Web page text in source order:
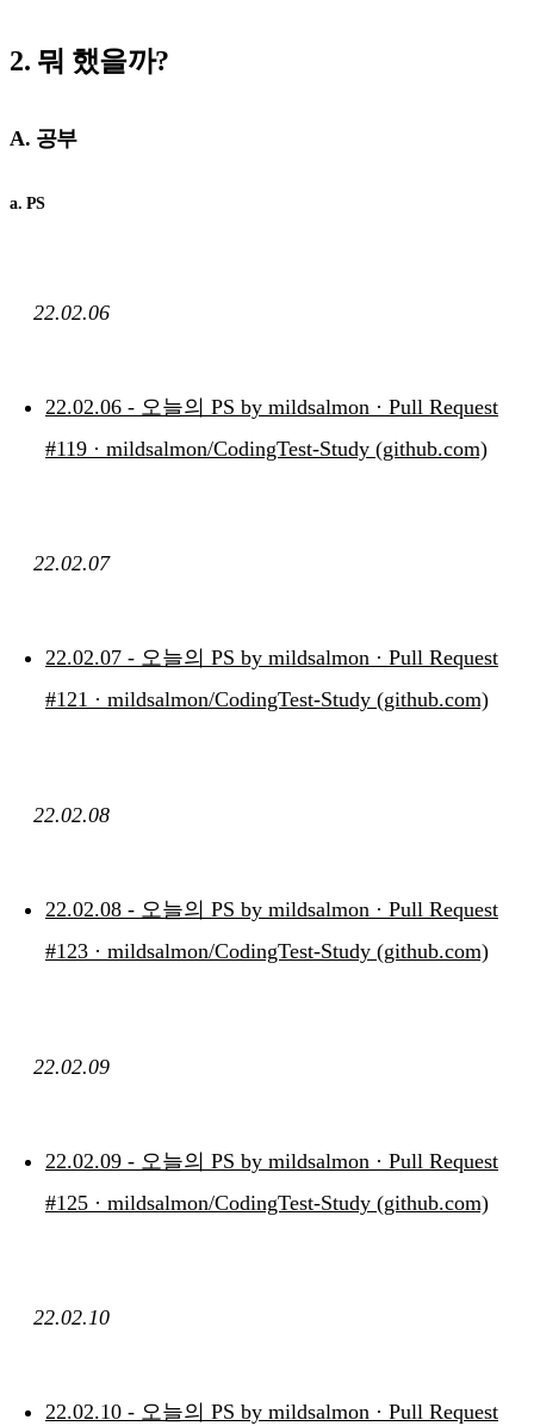
2. 뭐 했을까?
A. 공부
a. PS
22.02.06
22.02.06 - 오늘의 PS by mildsalmon · Pull Request
#119 · mildsalmon/CodingTest-Study (github.com)
22.02.07
22.02.07 - 오늘의 PS by mildsalmon · Pull Request
#121 · mildsalmon/CodingTest-Study (github.com)
22.02.08
22.02.08 - 오늘의 PS by mildsalmon · Pull Request
#123 · mildsalmon/CodingTest-Study (github.com)
22.02.09
22.02.09 - 오늘의 PS by mildsalmon · Pull Request
#125 · mildsalmon/CodingTest-Study (github.com)
22.02.10
22.02.10 - 오늘의 PS by mildsalmon · Pull Request